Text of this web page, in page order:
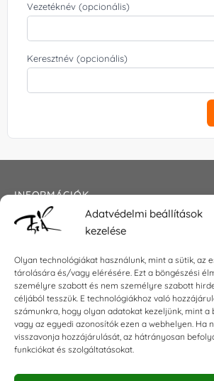
Adatvédelmi beállítások
kezelése
Olyan technológiákat használunk, mint a sütik, az
tárolására és/vagy elérésére. Ezt a böngészési
személyre szabott és nem személyre szabott
céljából tesszük. E technológiákhoz való
számunkra, hogy olyan adatokat kezeljünk, mint a
vagy az egyedi azonosítók ezen a webhelyen. Ha
visszavonja hozzájárulását, az hátrányosan
funkciókat és szolgáltatásokat.
Vezetéknév (opcionális)
Keresztnév (opcionális)
INFORMÁCIÓK
Általános szerződési feltételek
Impresszum
KAPCSOLAT
E-mail:shop@torokszilvi.com
Telefon: +36 30 6767872